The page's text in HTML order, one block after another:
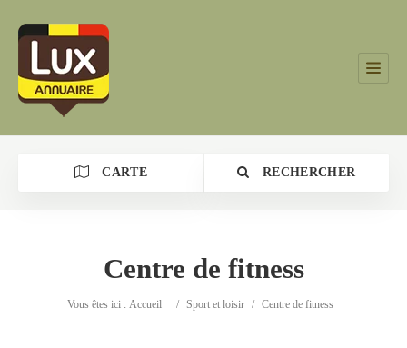
CARTE RECHERCHER
Catégorie
Centre de fitness
Vous êtes ici : Accueil / Sport et loisir / Centre de fitness